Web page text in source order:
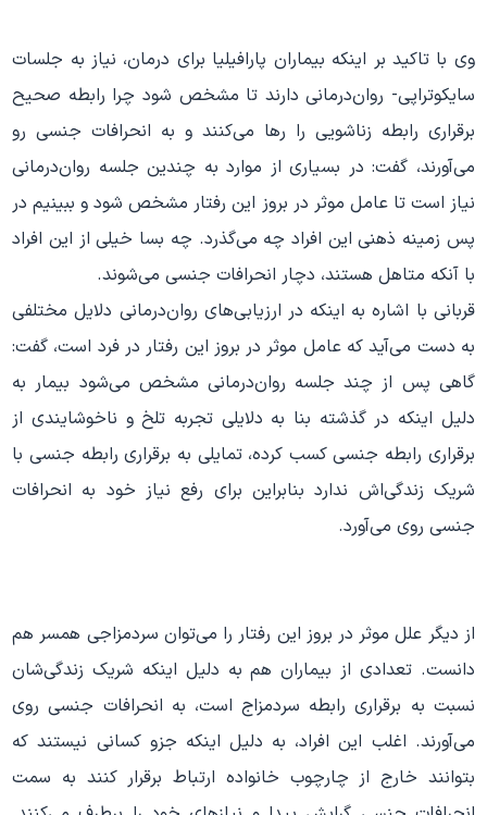
وی با تاکید بر اینکه بیماران پارافیلیا برای درمان، نیاز به جلسات
سایکوتراپی- روان‌درمانی دارند تا مشخص شود چرا رابطه صحیح
برقراری رابطه زناشویی را رها می‌کنند و به انحرافات جنسی رو
می‌آورند، گفت: در بسیاری از موارد به چندین جلسه روان‌درمانی
نیاز است تا عامل موثر در بروز این رفتار مشخص شود و ببینیم در
پس زمینه ذهنی این افراد چه می‌گذرد. چه بسا خیلی از این افراد
با آنکه متاهل هستند، دچار انحرافات جنسی می‌شوند.
قربانی با اشاره به اینکه در ارزیابی‌های روان‌درمانی دلایل مختلفی
به دست می‌آید که عامل موثر در بروز این رفتار در فرد است، گفت:
گاهی پس از چند جلسه روان‌درمانی مشخص می‌شود بیمار به
دلیل اینکه در گذشته بنا به دلایلی تجربه تلخ و ناخوشایندی از
برقراری رابطه جنسی کسب کرده، تمایلی به برقراری رابطه جنسی با
شریک زندگی‌اش ندارد بنابراین برای رفع نیاز خود به انحرافات
جنسی روی می‌آورد.
از دیگر علل موثر در بروز این رفتار را می‌توان سردمزاجی همسر هم
دانست. تعدادی از بیماران هم به دلیل اینکه شریک زندگی‌شان
نسبت به برقراری رابطه سردمزاج است، به انحرافات جنسی روی
می‌آورند. اغلب این افراد، به دلیل اینکه جزو کسانی نیستند که
بتوانند خارج از چارچوب خانواده ارتباط برقرار کنند به سمت